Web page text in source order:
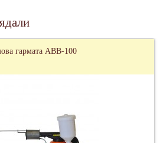
гармата АВВ-100